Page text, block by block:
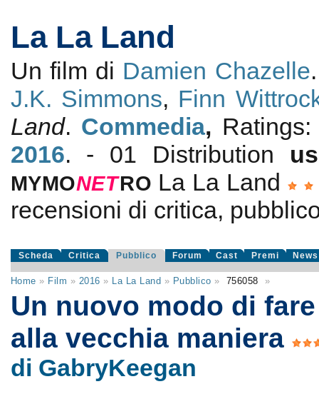
La La Land
Un film di Damien Chazelle
J.K. Simmons, Finn
Land. Commedia,
2016. - 01 Distribution
MYMONETRO La La Land
recensioni di critica,
Scheda Critica Pubblico Forum Cast Premi News
Home » Film » 2016 » La La Land » Pubblico » 756058 »
Un nuovo modo di
alla vecchia maniera
di GabryKeegan